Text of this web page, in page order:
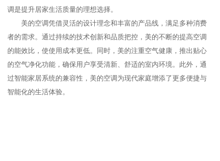
调是提升居家生活质量的理想选择。
美的空调凭借灵活的设计理念和丰富的产品线，满足多种消费
者的需求。通过持续的技术创新和品质把控，美的不断的提高空调
的能效比，使使用成本更低。同时，美的注重空气健康，推出贴心
的空气净化功能，确保用户享受清新、舒适的室内环境。此外，通
过智能家居系统的兼容性，美的空调为现代家庭增添了更多便捷与
智能化的生活体验。